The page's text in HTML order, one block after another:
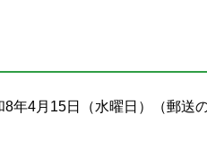
年4月15日（水曜日）（郵送